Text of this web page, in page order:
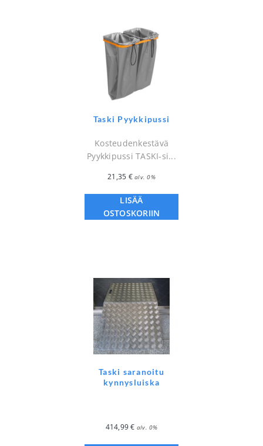
Taski Pyykkipussi
Kosteudenkestävä
Pyykkipussi TASKI-si...
21,35 € alv. 0%
LISÄÄ
OSTOSKORIIN
Taski saranoitu
kynnysluiska
414,99€ alv. 0%